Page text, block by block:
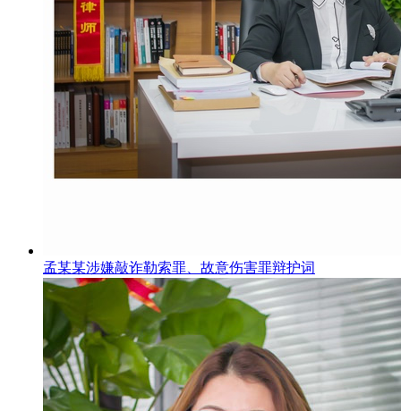
孟某某涉嫌敲诈勒索罪、故意伤害罪辩护词